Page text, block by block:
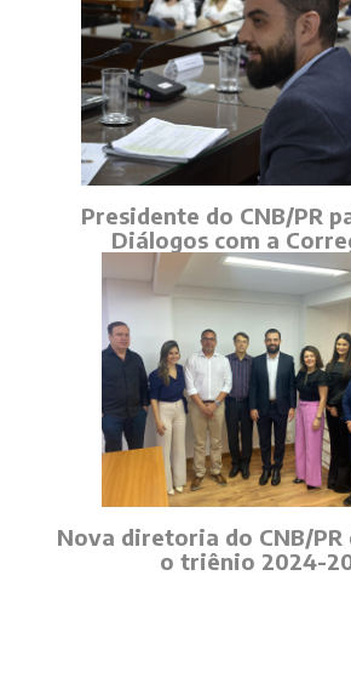
Presidente do CNB/PR
Diálogos com a
Nova diretoria do CNB/
o triênio 2024-